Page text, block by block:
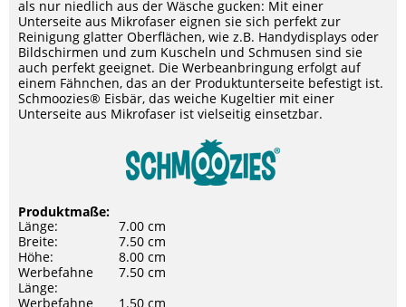
als nur niedlich aus der Wäsche gucken: Mit einer
Unterseite aus Mikrofaser eignen sie sich perfekt zur
Reinigung glatter Oberflächen, wie z.B. Handydisplays oder
Bildschirmen und zum Kuscheln und Schmusen sind sie
auch perfekt geeignet. Die Werbeanbringung erfolgt auf
einem Fähnchen, das an der Produktunterseite befestigt ist.
Schmoozies® Eisbär, das weiche Kugeltier mit einer
Unterseite aus Mikrofaser ist vielseitig einsetzbar.
Produktmaße:
Länge:
7.00 cm
Breite:
7.50 cm
Höhe:
8.00 cm
Werbefahne
Länge:
7.50 cm
Werbefahne
1.50 cm